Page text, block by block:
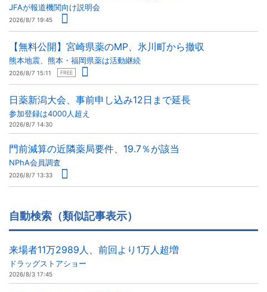
JFAが報道機関向け説明会
2026/8/7 19:45
【無料公開】宮崎県薬のMP、氷川町から撤収
熊本地震、熊本・福岡県薬は活動継続
2026/8/7 15:11 FREE
日薬新潟大会、事前申し込み12日まで延長
参加登録は4000人超え
2026/8/7 14:30
門前減算の近隣薬局要件、19.7％が該当
NPhA会員調査
2026/8/7 13:33
自動検索（類似記事表示）
来場者11万2989人、前回より1万人超増
ドラッグストアショー
2026/8/3 17:45